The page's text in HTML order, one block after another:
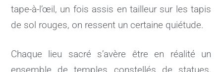
tape-à-l’œil, un fois assis en tailleur sur les tapis
de sol rouges, on ressent un certaine quiétude.
Chaque lieu sacré s’avère être en réalité un